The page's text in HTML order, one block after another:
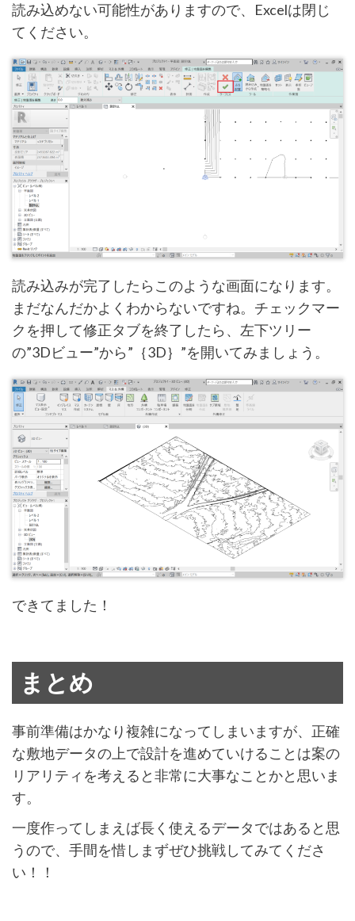
読み込めない可能性がありますので、Excelは閉じ
てください。
読み込みが完了したらこのような画面になります。
まだなんだかよくわからないですね。チェックマー
クを押して修正タブを終了したら、左下ツリー
の”3Dビュー”から”｛3D｝”を開いてみましょう。
できてました！
まとめ
事前準備はかなり複雑になってしまいますが、正確
な敷地データの上で設計を進めていけることは案の
リアリティを考えると非常に大事なことかと思いま
す。
一度作ってしまえば長く使えるデータではあると思
うので、手間を惜しまずぜひ挑戦してみてくださ
い！！